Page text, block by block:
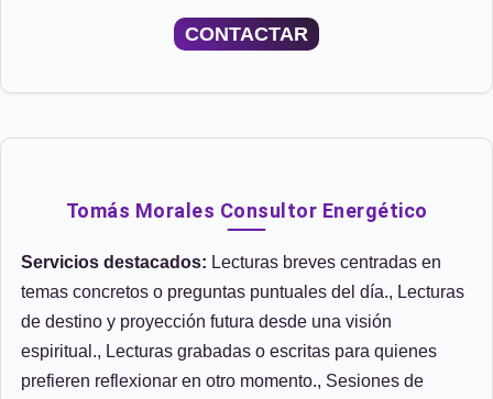
CONTACTAR
Tomás Morales Consultor Energético
Servicios destacados: Lecturas breves centradas en
temas concretos o preguntas puntuales del día., Lecturas
de destino y proyección futura desde una visión
espiritual., Lecturas grabadas o escritas para quienes
prefieren reflexionar en otro momento., Sesiones de